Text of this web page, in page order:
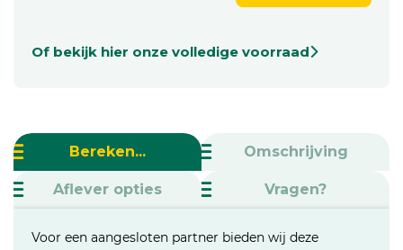
Of bekijk hier onze volledige voorraad
Bereken... Omschrijving
Aflever opties Vragen?
Voor een aangesloten partner bieden wij deze